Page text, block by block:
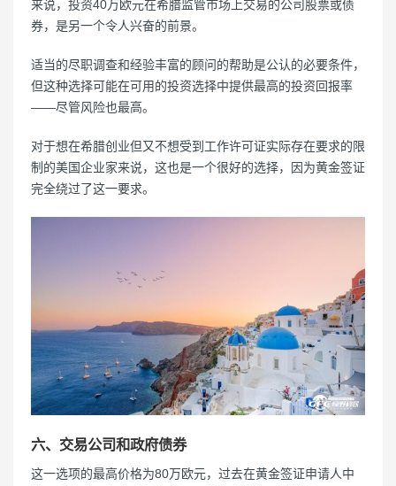
来说，投资40万欧元在希腊监管市场上交易的公司股票或债
券，是另一个令人兴奋的前景。
适当的尽职调查和经验丰富的顾问的帮助是公认的必要条件，
但这种选择可能在可用的投资选择中提供最高的投资回报率
——尽管风险也最高。
对于想在希腊创业但又不想受到工作许可证实际存在要求的限
制的美国企业家来说，这也是一个很好的选择，因为黄金签证
完全绕过了这一要求。
六、交易公司和政府债券
这一选项的最高价格为80万欧元，过去在黄金签证申请人中